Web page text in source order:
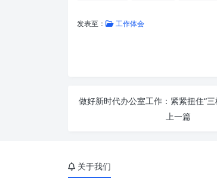
发表至： 工作体会
上一篇
关于我们